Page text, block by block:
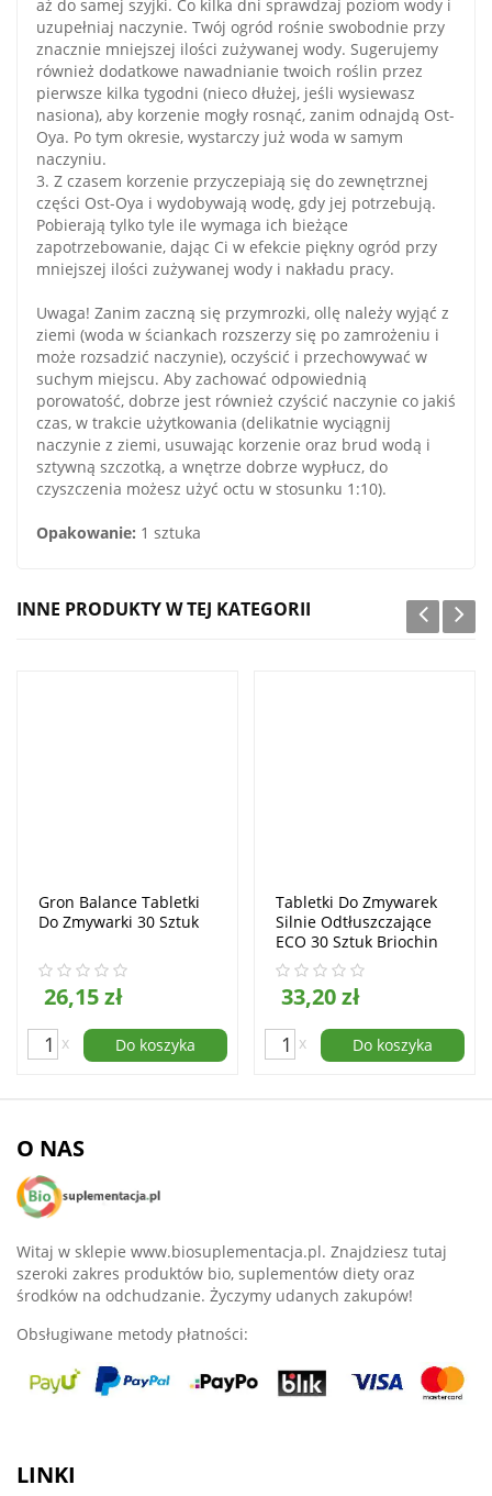
aż do samej szyjki. Co kilka dni sprawdzaj poziom wody i
uzupełniaj naczynie. Twój ogród rośnie swobodnie przy
znacznie mniejszej ilości zużywanej wody. Sugerujemy
również dodatkowe nawadnianie twoich roślin przez
pierwsze kilka tygodni (nieco dłużej, jeśli wysiewasz
nasiona), aby korzenie mogły rosnąć, zanim odnajdą Ost-
Oya. Po tym okresie, wystarczy już woda w samym
naczyniu.
3. Z czasem korzenie przyczepiają się do zewnętrznej
części Ost-Oya i wydobywają wodę, gdy jej potrzebują.
Pobierają tylko tyle ile wymaga ich bieżące
zapotrzebowanie, dając Ci w efekcie piękny ogród przy
mniejszej ilości zużywanej wody i nakładu pracy.
Uwaga! Zanim zaczną się przymrozki, ollę należy wyjąć z
ziemi (woda w ściankach rozszerzy się po zamrożeniu i
może rozsadzić naczynie), oczyścić i przechowywać w
suchym miejscu. Aby zachować odpowiednią
porowatość, dobrze jest również czyścić naczynie co jakiś
czas, w trakcie użytkowania (delikatnie wyciągnij
naczynie z ziemi, usuwając korzenie oraz brud wodą i
sztywną szczotką, a wnętrze dobrze wypłucz, do
czyszczenia możesz użyć octu w stosunku 1:10).
Opakowanie: 1 sztuka
INNE PRODUKTY W TEJ KATEGORII
Gron Balance Tabletki
Do Zmywarki 30 Sztuk
26,15 zł
x Do koszyka
Tabletki Do Zmywarek
Silnie Odtłuszczające
ECO 30 Sztuk Briochin
33,20 zł
x Do koszyka
O NAS
Witaj w sklepie www.biosuplementacja.pl. Znajdziesz tutaj
szeroki zakres produktów bio, suplementów diety oraz
środków na odchudzanie. Życzymy udanych zakupów!
Obsługiwane metody płatności:
LINKI